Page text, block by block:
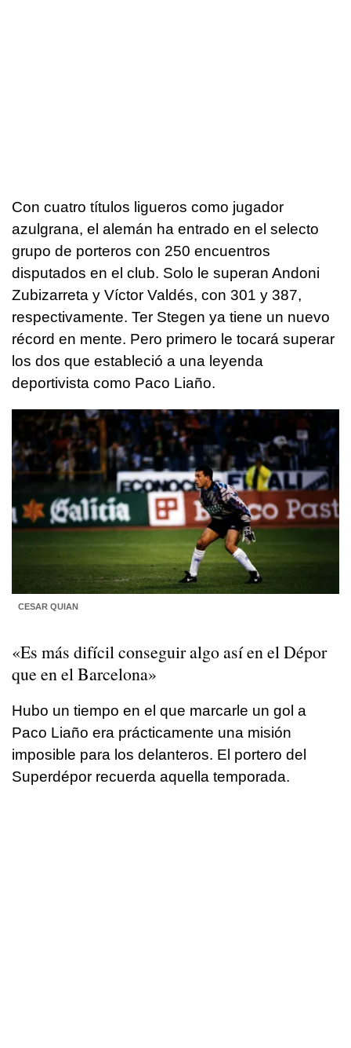
Con cuatro títulos ligueros como jugador
azulgrana, el alemán ha entrado en el selecto
grupo de porteros con 250 encuentros
disputados en el club. Solo le superan Andoni
Zubizarreta y Víctor Valdés, con 301 y 387,
respectivamente. Ter Stegen ya tiene un nuevo
récord en mente. Pero primero le tocará superar
los dos que estableció a una leyenda
deportivista como Paco Liaño.
CESAR QUIAN
«Es más difícil conseguir algo así en el Dépor
que en el Barcelona»
Hubo un tiempo en el que marcarle un gol a
Paco Liaño era prácticamente una misión
imposible para los delanteros. El portero del
Superdépor recuerda aquella temporada.